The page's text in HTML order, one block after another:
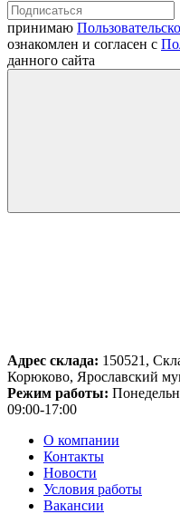
принимаю
ознакомлен и согласен с
данного сайта
Адрес склада: 150521,
Корюково, Ярославский
Режим работы:
09:00-17:00
О компании
Контакты
Новости
Условия работы
Вакансии